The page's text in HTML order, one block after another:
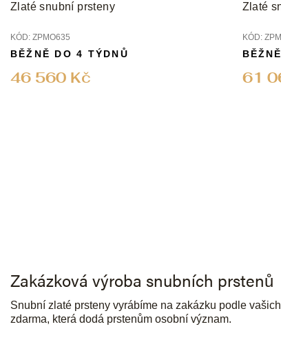
Zlaté snubní prsteny
KÓD: ZPMO635
46 560 Kč
BĚŽNĚ DO 4 TÝDNŮ
Zlaté
KÓD:
61
Zakázková výroba snubních prstenů
Snubní zlaté prsteny vyrábíme na zakázku podle
zdarma, která dodá prstenům osobní význam.